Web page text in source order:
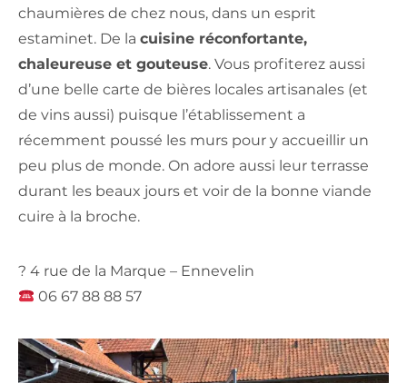
chaumières de chez nous, dans un esprit
estaminet. De la cuisine réconfortante,
chaleureuse et gouteuse. Vous profiterez aussi
d’une belle carte de bières locales artisanales (et
de vins aussi) puisque l’établissement a
récemment poussé les murs pour y accueillir un
peu plus de monde. On adore aussi leur terrasse
durant les beaux jours et voir de la bonne viande
cuire à la broche.
? 4 rue de la Marque – Ennevelin
06 67 88 88 57